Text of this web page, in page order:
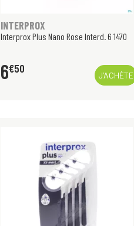
INTERPROX
Interprox Plus Nano Rose Interd. 6 1470
6€50
J’ACHÈTE